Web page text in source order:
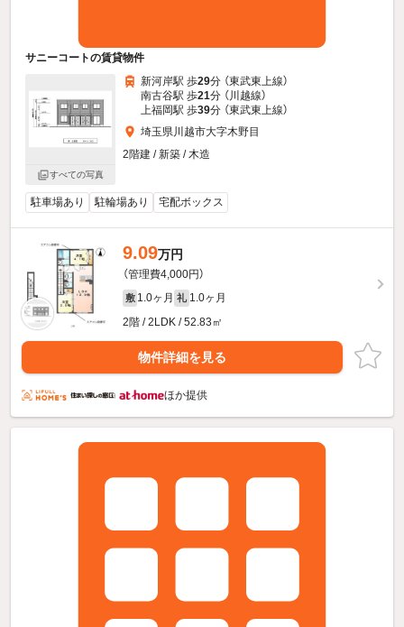
サニーコートの賃貸物件
すべての写真
新河岸駅 歩29分 （東武東上線）
南古谷駅 歩21分 （川越線）
上福岡駅 歩39分 （東武東上線）
埼玉県川越市大字木野目
2階建 / 新築 / 木造
駐車場あり 駐輪場あり 宅配ボックス
9.09万円
（管理費4,000円）
敷 1.0ヶ月 礼 1.0ヶ月
2階 / 2LDK / 52.83㎡
物件詳細を見る
ほか提供